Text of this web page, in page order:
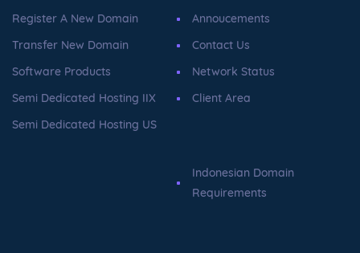
Register A New Domain
Transfer New Domain
Software Products
Semi Dedicated Hosting IIX
Semi Dedicated Hosting US
Annoucements
Contact Us
Network Status
Client Area
Indonesian Domain
Requirements